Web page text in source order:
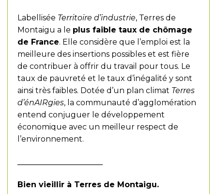
Labellisée Territoire d’industrie, Terres de
Montaigu a le plus faible taux de chômage
de France. Elle considère que l’emploi est la
meilleure des insertions possibles et est fière
de contribuer à offrir du travail pour tous. Le
taux de pauvreté et le taux d’inégalité y sont
ainsi très faibles. Dotée d’un plan climat Terres
d’énAIRgies, la communauté d’agglomération
entend conjuguer le développement
économique avec un meilleur respect de
l’environnement.
Bien vieillir à Terres de Montaigu.